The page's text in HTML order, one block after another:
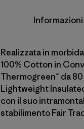
Realizzata in
100% Cotton in
Thermogreen™ da
Lightweight
con il suo
stabilimento Fair